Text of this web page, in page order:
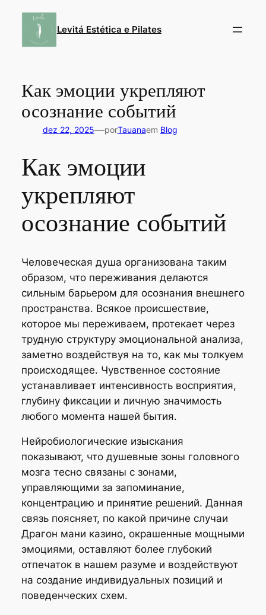
Levitá Estética e Pilates
Как эмоции укрепляют
осознание событий
dez 22, 2025—porTauanaem Blog
Как эмоции
укрепляют
осознание событий
Человеческая душа организована таким
образом, что переживания делаются
сильным барьером для осознания внешнего
пространства. Всякое происшествие,
которое мы переживаем, протекает через
трудную структуру эмоциональной анализа,
заметно воздействуя на то, как мы толкуем
происходящее. Чувственное состояние
устанавливает интенсивность восприятия,
глубину фиксации и личную значимость
любого момента нашей бытия.
Нейробиологические изыскания
показывают, что душевные зоны головного
мозга тесно связаны с зонами,
управляющими за запоминание,
концентрацию и принятие решений. Данная
связь поясняет, по какой причине случаи
Драгон мани казино, окрашенные мощными
эмоциями, оставляют более глубокий
отпечаток в нашем разуме и воздействуют
на создание индивидуальных позиций и
поведенческих схем.